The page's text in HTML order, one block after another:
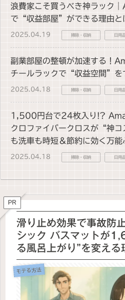
浪費家こそ買うべき神ラック
で“収益部屋”ができる理由と
2025.04.19 掃除・収納 日用
副業部屋の整頓が加速する！
チールラックで“収益空間”を
2025.04.18 掃除・収納 日用
1,500円台で24枚入り!?
クロファイバークロスが“神
も洗車も時短＆節約に効く万能
2025.04.18 掃除・収納 日用
PR
滑り止め効果で事故防
シック バスマットが
る風呂上がり”を変える
モテる方法